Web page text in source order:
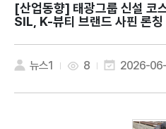
[산업동향]
SIL, K-뷰티 브랜드 사핀 론칭
뉴스1 8 2026-